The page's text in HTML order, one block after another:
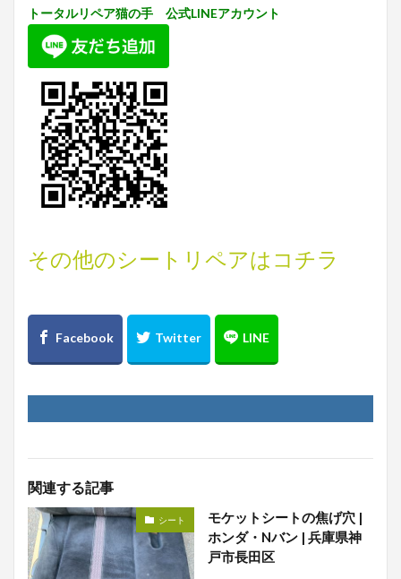
トータルリペア猫の手 公式LINEアカウント
その他のシートリペアはコチラ
関連する記事
シート
モケットシートの焦げ穴 |
ホンダ・Nバン | 兵庫県神
戸市長田区